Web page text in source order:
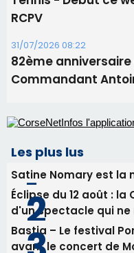
Les plus lus
Satine Nomary est la
Éclipse du 12 août : la
d'un spectacle qui ne
avant le concert de
consommation en
La gendarmerie
face à une nouvelle
vin
Newsletter